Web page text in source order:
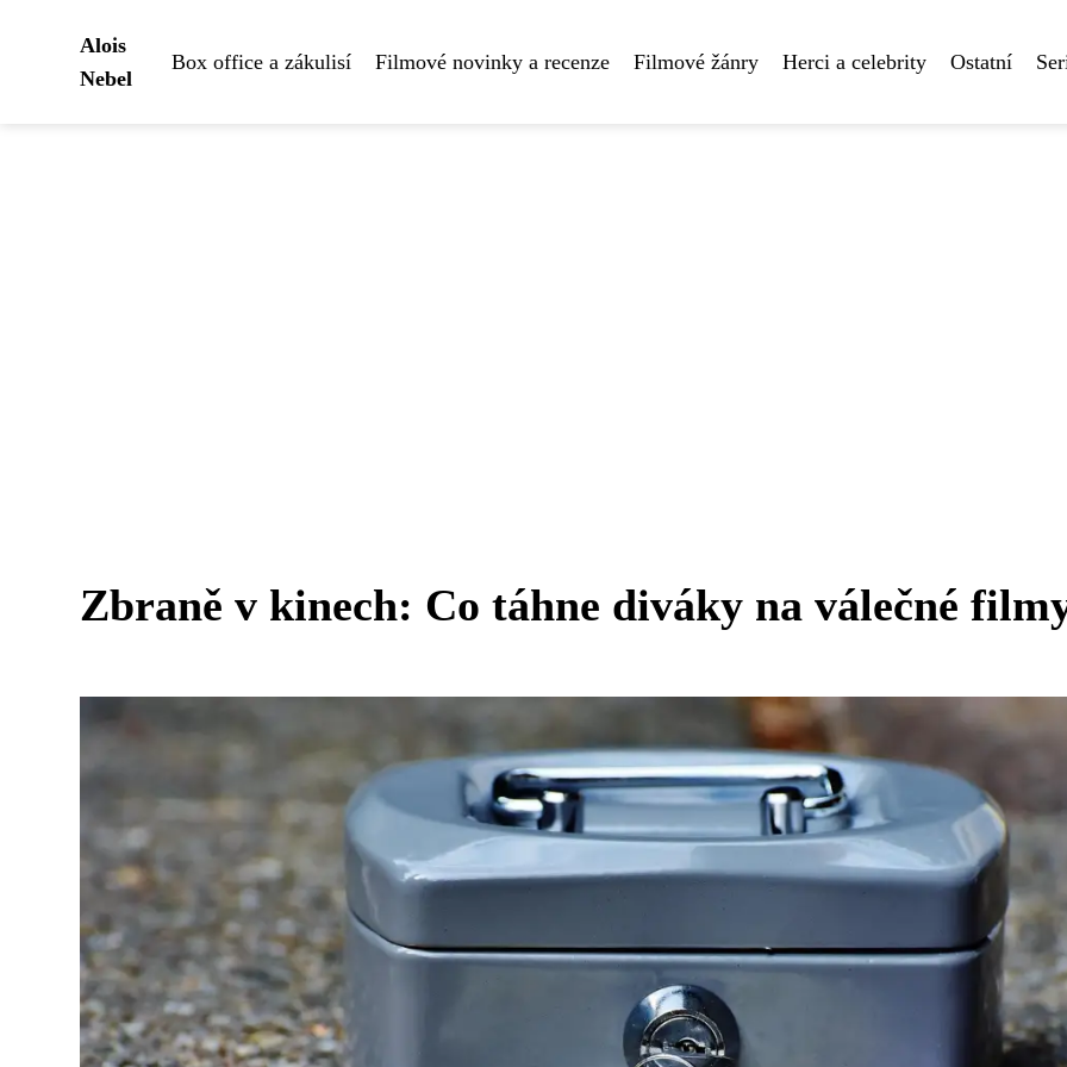
Alois
Nebel
Box office a zákulisí Filmové novinky a recenze Filmové žánry Herci a celebrity Ostatní
Zbraně v kinech: Co táhne diváky na válečné